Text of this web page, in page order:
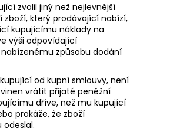
zvolil jiný než nejlevnější
zboží, který prodávající nabízí,
kupujícímu náklady na
výši odpovídající
způsobu dodání
od kupní smlouvy, není
vrátit přijaté peněžní
dříve, než mu kupující
prokáže, že zboží